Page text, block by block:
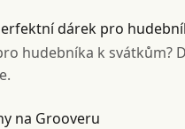
dárek pro
hudebníka k svátkům?
na Grooveru